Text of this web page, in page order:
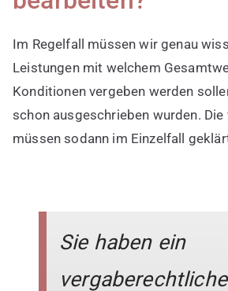
Im Regelfall müssen wir genau
Leistungen mit welchem
Konditionen vergeben werden
schon ausgeschrieben wurden.
müssen sodann im Einzelfall
Sie haben ein